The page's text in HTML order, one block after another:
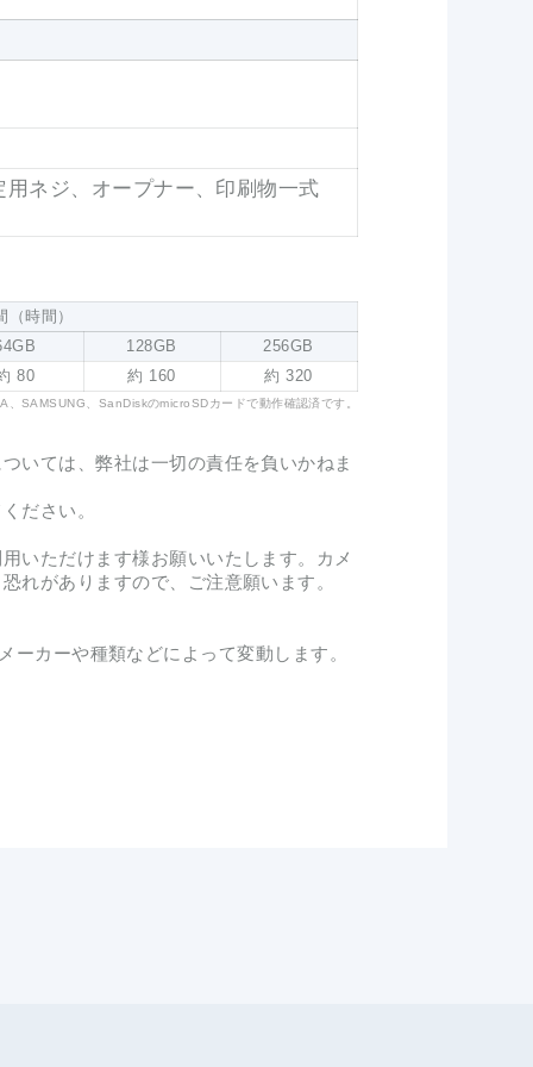
ネジ、オープナー、印刷物一式
時間）
128GB
256GB
80
約 160 約 320
SAMSUNG、SanDiskのmicroSDカードで動作確認済です。
いては、弊社は一切の責任を負いかねま
ださい。
いただけます様お願いいたします。カメ
れがありますので、ご注意願います。
カーや種類などによって変動します。